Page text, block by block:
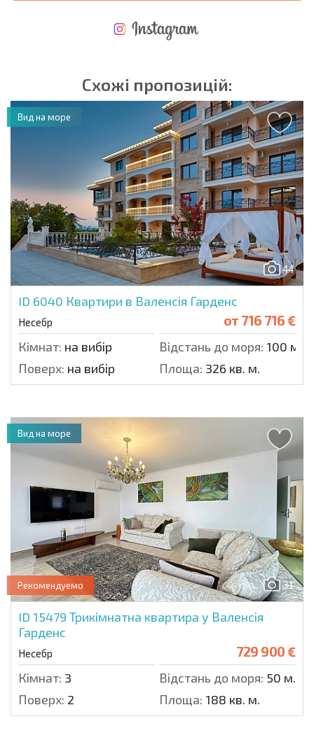
Схожі пропозицій:
44
ID 6040 Квартири в Валенсія Гарденс
Несебр от 716 716 €
Кімнат: на вибір Відстань до моря: 100 м.
Поверх: на вибір Площа: 326 кв. м.
Вид на море
31
Рекомендуемо
ID 15479 Трикімнатна квартира у Валенсія
Гарденс
Несебр 729 900 €
Кімнат: 3 Відстань до моря: 50 м.
Поверх: 2 Площа: 188 кв. м.
Вид на море